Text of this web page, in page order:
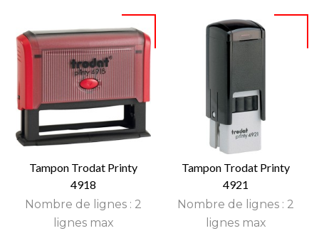
Tampon Trodat Printy
4918
Nombre de lignes : 2
lignes max
Tampon Trodat Printy
4921
Nombre de lignes : 2
lignes max